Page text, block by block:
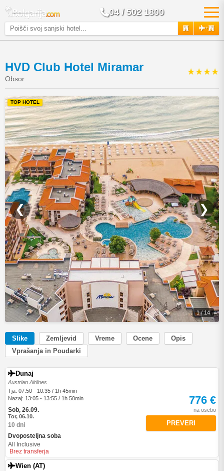
04 / 502 1800
+
HVD Club Hotel Miramar
Obsor
★★★★
❮ ❯
1 / 14
TOP HOTEL
Slike Zemljevid Vreme Ocene
Opis
Vprašanja in Poudarki
Dunaj
Austrian Airlines
Tja: 07:50 - 10:35 / 1h 45min
Nazaj: 13:05 - 13:55 / 1h 50min
Sob, 26.09.
Tor, 06.10.
10 dni
Dvoposteljna soba
All Inclusive
Brez transferja
776 €
na osebo
PREVERI
Wien (AT)